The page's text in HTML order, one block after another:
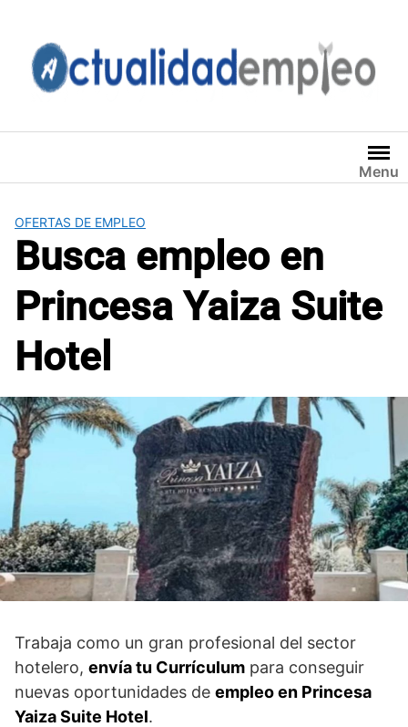
contenido
Menu
OFERTAS DE EMPLEO
Busca empleo en
Princesa Yaiza Suite
Hotel
Trabaja como un gran profesional del sector
hotelero, envía tu Currículum para conseguir
nuevas oportunidades de empleo en Princesa
Yaiza Suite Hotel.